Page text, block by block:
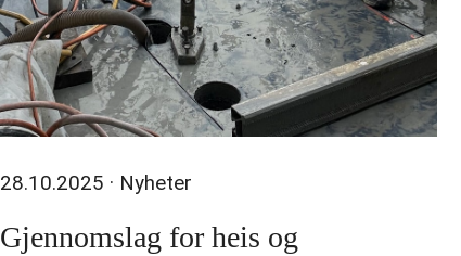
28.10.2025 · Nyheter
Gjennomslag for heis og